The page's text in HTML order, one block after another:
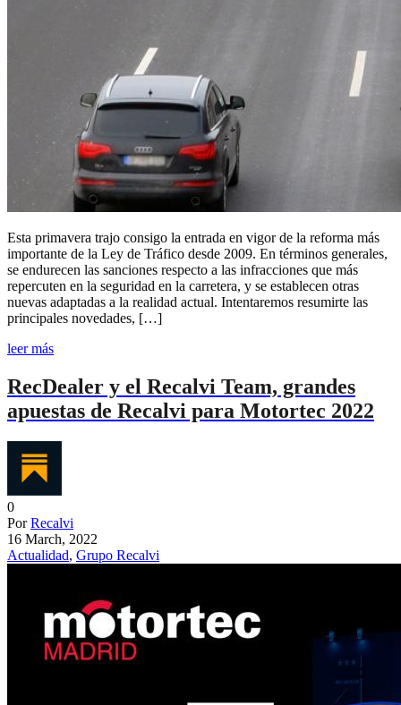
Esta primavera trajo consigo la entrada en vigor de la reforma más
importante de la Ley de Tráfico desde 2009. En términos generales,
se endurecen las sanciones respecto a las infracciones que más
repercuten en la seguridad en la carretera, y se establecen otras
nuevas adaptadas a la realidad actual. Intentaremos resumirte las
principales novedades, […]
leer más
RecDealer y el Recalvi Team, grandes
apuestas de Recalvi para Motortec 2022
0
PorRecalvi
16 March, 2022
Actualidad, Grupo Recalvi